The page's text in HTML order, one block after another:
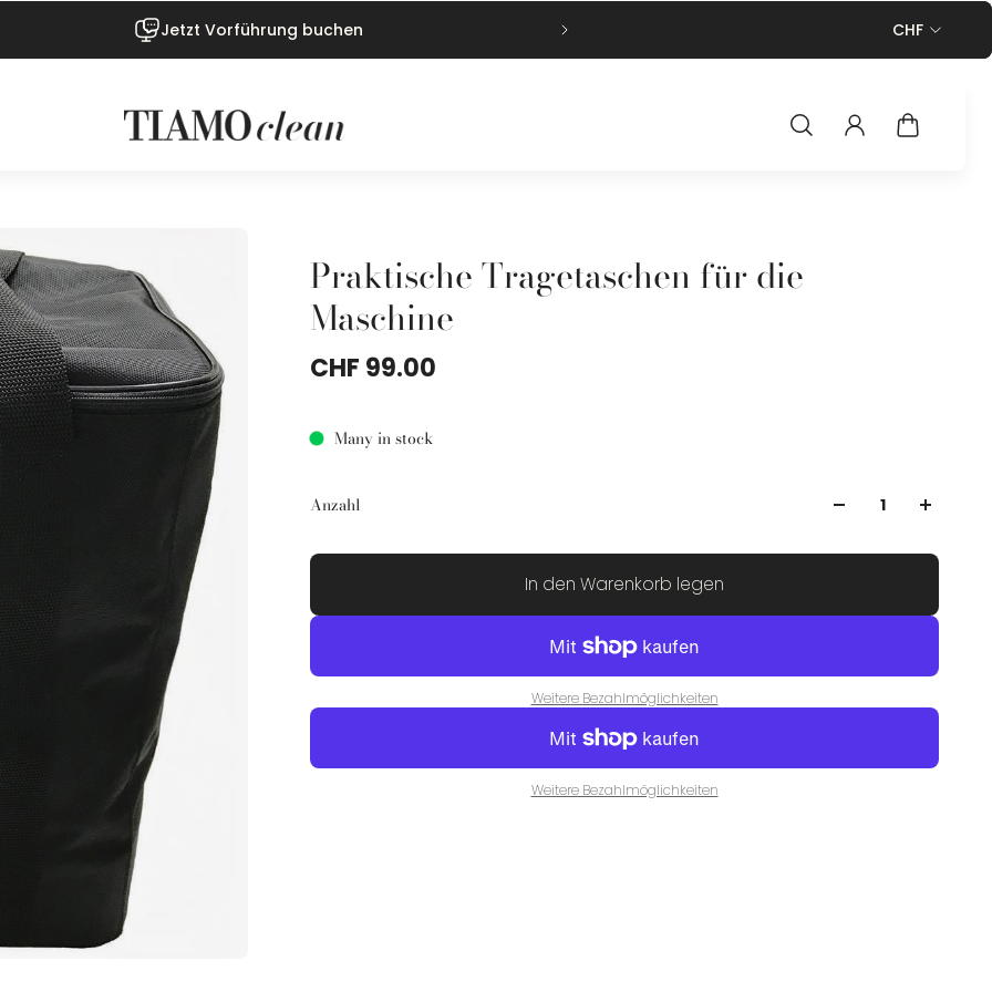
Jetzt Vorführung buchen Kostenfreier Versand ab 50€
CHF
Praktische Tragetaschen für die
Maschine
CHF 99.00
Many in stock
Anzahl
In den Warenkorb legen
Weitere Bezahlmöglichkeiten
Weitere Bezahlmöglichkeiten